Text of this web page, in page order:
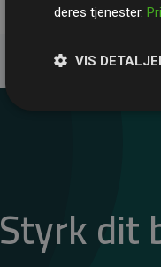
Styrk dit
deres tjenester.
VIS